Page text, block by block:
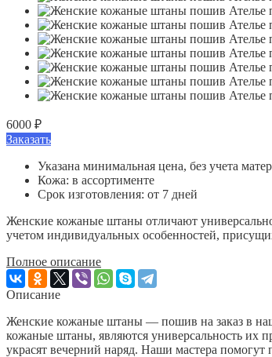
6000 ₽
Заказать
Указана минимальная цена, без учета
Кожа: в ассортименте
Срок изготовления: от 7 дней
Женские кожаные штаны отличают
учетом индивидуальных особенностей,
Полное описание
Описание
Женские кожаные штаны — пошив на заказ в
кожаные штаны, являются универсальность их
украсят вечерний наряд. Наши мастера